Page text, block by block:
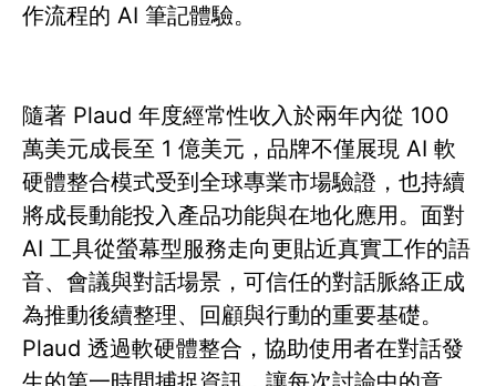
作流程的 AI 筆記體驗。
隨著 Plaud 年度經常性收入於兩年內從 100
萬美元成長至 1 億美元，品牌不僅展現 AI 軟
硬體整合模式受到全球專業市場驗證，也持續
將成長動能投入產品功能與在地化應用。面對
AI 工具從螢幕型服務走向更貼近真實工作的語
音、會議與對話場景，可信任的對話脈絡正成
為推動後續整理、回顧與行動的重要基礎。
Plaud 透過軟硬體整合，協助使用者在對話發